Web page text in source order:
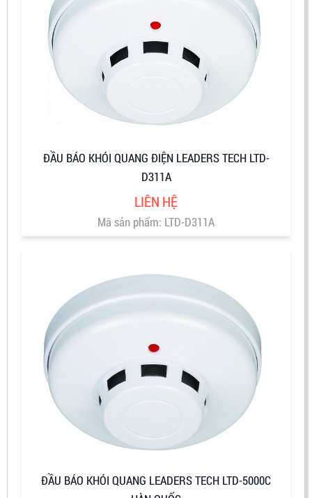
ĐẦU BÁO KHÓI QUANG ĐIỆN LEADERS TECH LTD-
D311A
LIÊN HỆ
Mã sản phẩm: LTD-D311A
ĐẦU BÁO KHÓI QUANG LEADERS TECH LTD-5000C